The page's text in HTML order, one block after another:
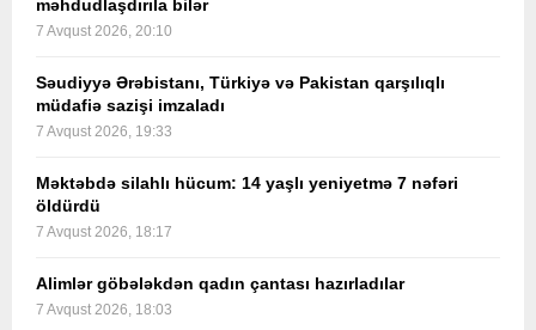
məhdudlaşdırıla bilər
7 Avqust 2026, 20:10
Səudiyyə Ərəbistanı, Türkiyə və Pakistan qarşılıqlı
müdafiə sazişi imzaladı
7 Avqust 2026, 19:33
Məktəbdə silahlı hücum: 14 yaşlı yeniyetmə 7 nəfəri
öldürdü
7 Avqust 2026, 18:17
Alimlər göbələkdən qadın çantası hazırladılar
7 Avqust 2026, 18:03